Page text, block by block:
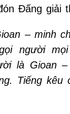
Đấng giải
– minh
người
là Gioan
Tiếng kêu